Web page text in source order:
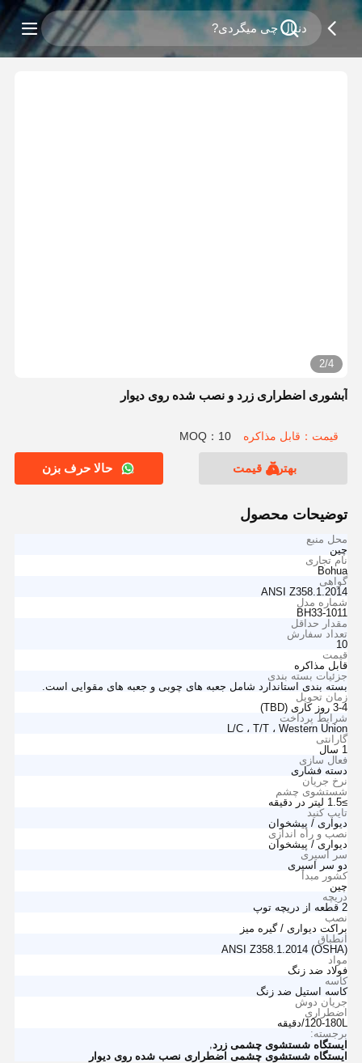
2/4
آبشوری اضطراری زرد و نصب شده روی دیوار
قیمت：قابل مذاکره MOQ：10
بهترین قیمت حالا حرف بزن
توضیحات محصول
محل منبع
چین
نام تجاری
Bohua
گواهی
ANSI Z358.1.2014
شماره مدل
BH33-1011
مقدار حداقل
تعداد سفارش
10
قیمت
قابل مذاکره
جزئیات بسته بندی
بسته بندی استاندارد شامل جعبه های چوبی و جعبه های مقوایی است.
زمان تحویل
3-4 روز کاری (TBD)
شرایط پرداخت
L/C ، T/T ، Western Union
گارانتی
1 سال
فعال سازی
دسته فشاری
نرخ جریان
شستشوی چشم
≥1.5 لیتر در دقیقه
تایپ کنید
دیواری / پیشخوان
نصب و راه اندازی
دیواری / پیشخوان
سر اسپری
دو سر اسپری
کشور مبدا
چین
دریچه
2 قطعه از دریچه توپ
نصب
براکت دیواری / گیره میز
انطباق
ANSI Z358.1.2014 (OSHA)
مواد
فولاد ضد زنگ
کاسه
کاسه استیل ضد زنگ
جریان دوش
اضطراری
120-180L/دقیقه
برجسته:
ایستگاه شستشوی چشمی زرد
ایستگاه شستشوی چشمی اضطراری نصب شده روی دیوار